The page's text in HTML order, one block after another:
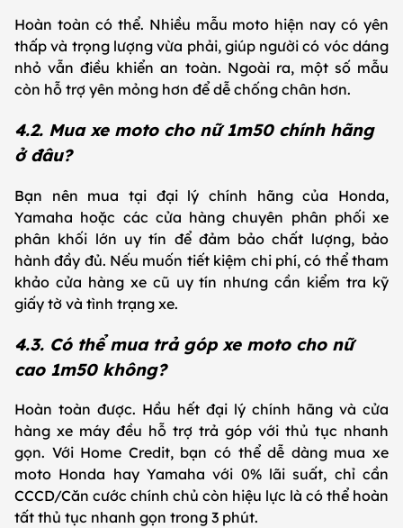
Hoàn toàn có thể. Nhiều mẫu moto hiện nay có yên
thấp và trọng lượng vừa phải, giúp người có vóc dáng
nhỏ vẫn điều khiển an toàn. Ngoài ra, một số mẫu
còn hỗ trợ yên mỏng hơn để dễ chống chân hơn.
4.2. Mua xe moto cho nữ 1m50 chính hãng
ở đâu?
Bạn nên mua tại đại lý chính hãng của Honda,
Yamaha hoặc các cửa hàng chuyên phân phối xe
phân khối lớn uy tín để đảm bảo chất lượng, bảo
hành đầy đủ. Nếu muốn tiết kiệm chi phí, có thể tham
khảo cửa hàng xe cũ uy tín nhưng cần kiểm tra kỹ
giấy tờ và tình trạng xe.
4.3. Có thể mua trả góp xe moto cho nữ
cao 1m50 không?
Hoàn toàn được. Hầu hết đại lý chính hãng và cửa
hàng xe máy đều hỗ trợ trả góp với thủ tục nhanh
gọn. Với Home Credit, bạn có thể dễ dàng mua xe
moto Honda hay Yamaha với 0% lãi suất, chỉ cần
CCCD/Căn cước chính chủ còn hiệu lực là có thể hoàn
tất thủ tục nhanh gọn trong 3 phút.